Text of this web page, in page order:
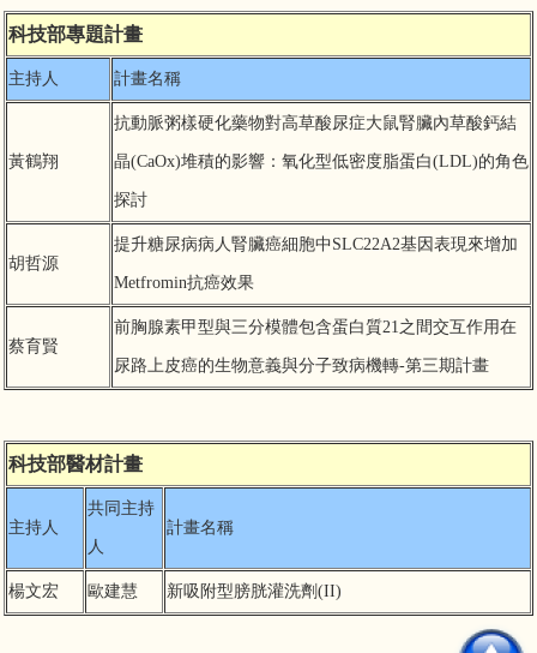
科技部專題計畫
主持人 計畫名稱
黃鶴翔
抗動脈粥樣硬化藥物對高草酸尿症大鼠腎臟內草酸鈣結
晶(CaOx)堆積的影響：氧化型低密度脂蛋白(LDL)的角色
探討
胡哲源
提升糖尿病病人腎臟癌細胞中SLC22A2基因表現來增加
Metfromin抗癌效果
蔡育賢
前胸腺素甲型與三分模體包含蛋白質21之間交互作用在
尿路上皮癌的生物意義與分子致病機轉-第三期計畫
科技部醫材計畫
主持人
共同主持
人
計畫名稱
楊文宏 歐建慧 新吸附型膀胱灌洗劑(II)